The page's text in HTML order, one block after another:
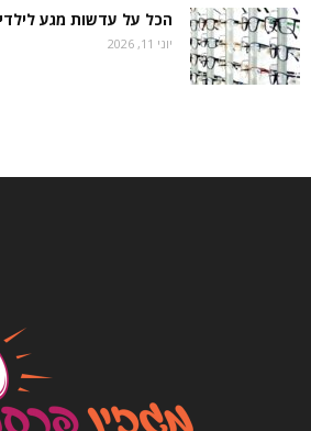
הכל על עדשות מגע
יוני 11, 2026